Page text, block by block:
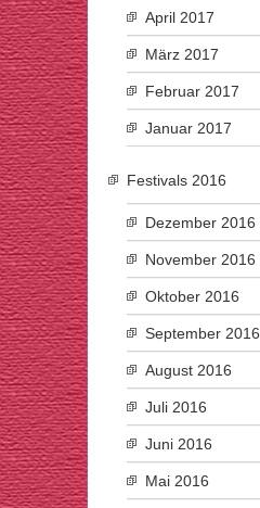
April 2017
März 2017
Februar 2017
Januar 2017
Festivals 2016
Dezember 2016
November 2016
Oktober 2016
September 2016
August 2016
Juli 2016
Juni 2016
Mai 2016